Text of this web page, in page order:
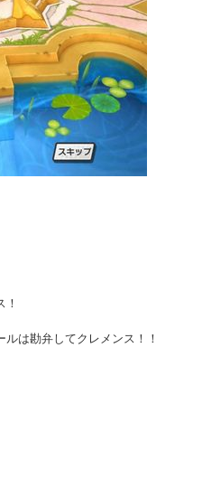
！
は勘弁してクレメンス！！